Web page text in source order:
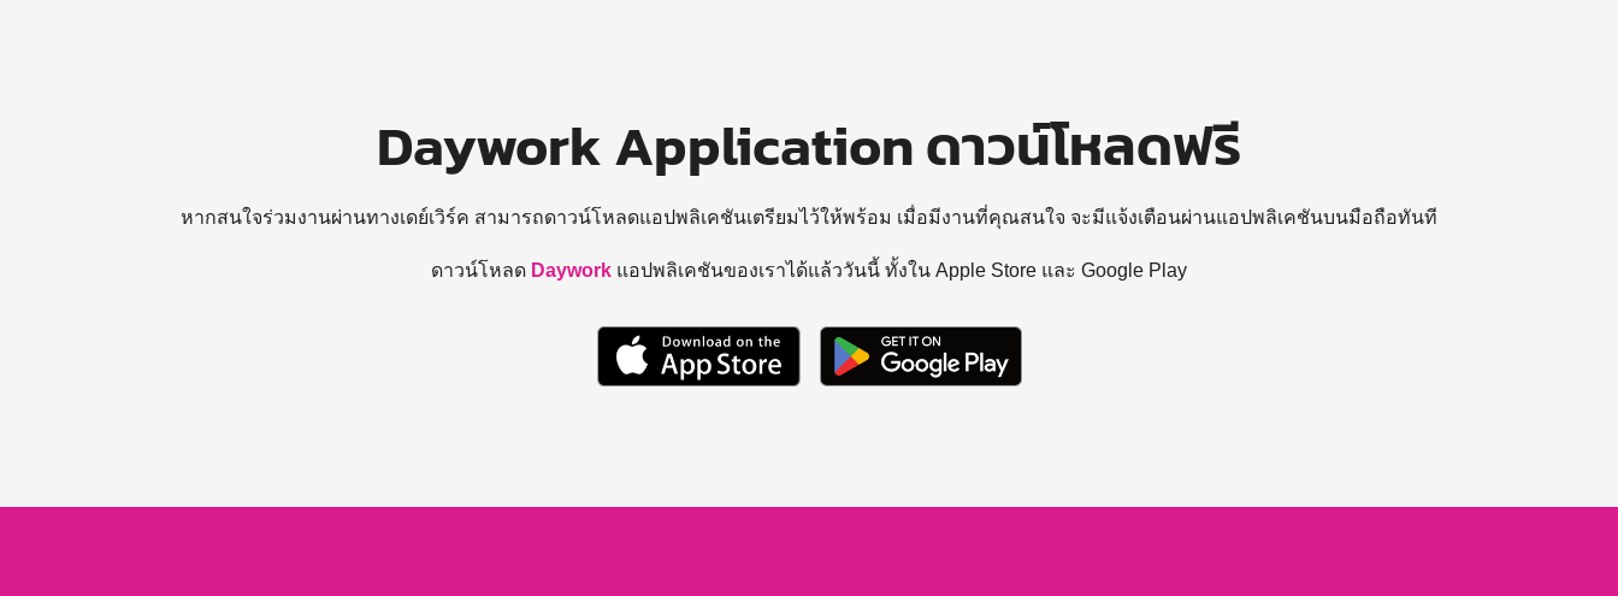
Daywork Application ดาวน์โหลดฟรี
หากสนใจร่วมงานผ่านทางเดย์เวิร์ค สามารถดาวน์โหลดแอปพลิเคชันเตรียมไว้ให้พร้อม เมื่อมีงานที่คุณสนใจ จะมีแจ้งเตือนผ่านแอปพลิเคชันบนมือถือทันที
ดาวน์โหลด Daywork แอปพลิเคชันของเราได้แล้ววันนี้ ทั้งใน Apple Store และ Google Play